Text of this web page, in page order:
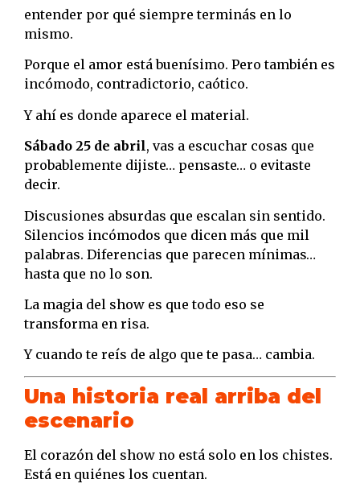
entender por qué siempre terminás en lo
mismo.
Porque el amor está buenísimo. Pero también es
incómodo, contradictorio, caótico.
Y ahí es donde aparece el material.
Sábado 25 de abril, vas a escuchar cosas que
probablemente dijiste… pensaste… o evitaste
decir.
Discusiones absurdas que escalan sin sentido.
Silencios incómodos que dicen más que mil
palabras. Diferencias que parecen mínimas…
hasta que no lo son.
La magia del show es que todo eso se
transforma en risa.
Y cuando te reís de algo que te pasa… cambia.
Una historia real arriba del
escenario
El corazón del show no está solo en los chistes.
Está en quiénes los cuentan.